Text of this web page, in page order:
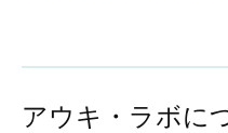
アウキ・ラボに